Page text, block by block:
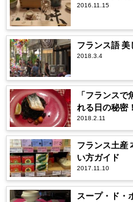
2016.11.15
フランス語 美
2018.3.4
「フランス
れる日の秘密
2018.2.11
フランス土産
い方ガイド
2017.11.10
スープ・ド・